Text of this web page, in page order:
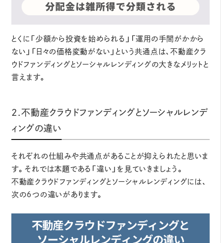
とくに「少額から投資を始められる」「運用の手間がかから
ない」「日々の価格変動がない」という共通点は、不動産クラ
ウドファンディングとソーシャルレンディングの大きなメリットと
言えます。
2.不動産クラウドファンディングとソーシャルレンデ
ィングの違い
それぞれの仕組みや共通点があることが抑えられたと思いま
す。それでは本題である「違い」を見ていきましょう。
不動産クラウドファンディングとソーシャルレンディングには、
次の6つの違いがあります。